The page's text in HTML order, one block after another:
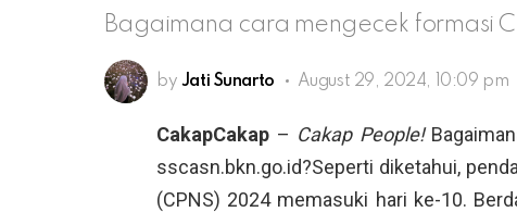
Bagaimana cara mengecek formasi
by Jati Sunarto August 29, 2024, 10:09 pm
CakapCakap – Cakap People!
sscasn.bkn.go.id?Seperti diketahui,
(CPNS) 2024 memasuki hari ke-10.